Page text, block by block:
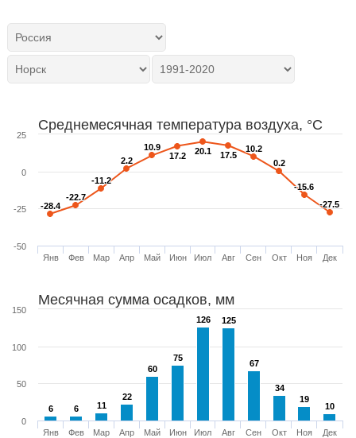
Среднемесячная температура воздуха, °C
-28.4
-28.4
-22.7
-22.7
-11.2
-11.2
2.2
2.2
10.9
10.9
17.2
17.2 20.1
20.1 17.5
17.5
10.2
10.2
0.2
0.2
-15.6
-15.6
-27.5
-27.5
Янв Фев Мар Апр Май Июн Июл Авг Сен Окт Ноя Дек
-50
-25
0
25
Месячная сумма осадков, мм
6
6 6
6 11
11
22
22
60
60
75
75
126
126 125
125
67
67
34
34
19
19
10
10
Янв Фев Мар Апр Май Июн Июл Авг Сен Окт Ноя Дек
0
50
100
150